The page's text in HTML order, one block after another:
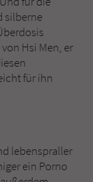
silberne
Hsi Men, er
für ihn
lebenspraller
ein Porno